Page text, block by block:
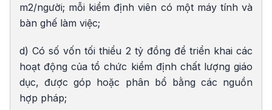
m2/người; mỗi kiểm định viên có một máy tính và
bàn ghế làm việc;
d) Có số vốn tối thiểu 2 tỷ đồng để triển khai các
hoạt động của tổ chức kiểm định chất lượng giáo
dục, được góp hoặc phân bổ bằng các nguồn
hợp pháp;